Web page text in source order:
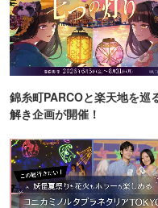
錦糸町PARCOと楽天地を巡
解き企画が開催！